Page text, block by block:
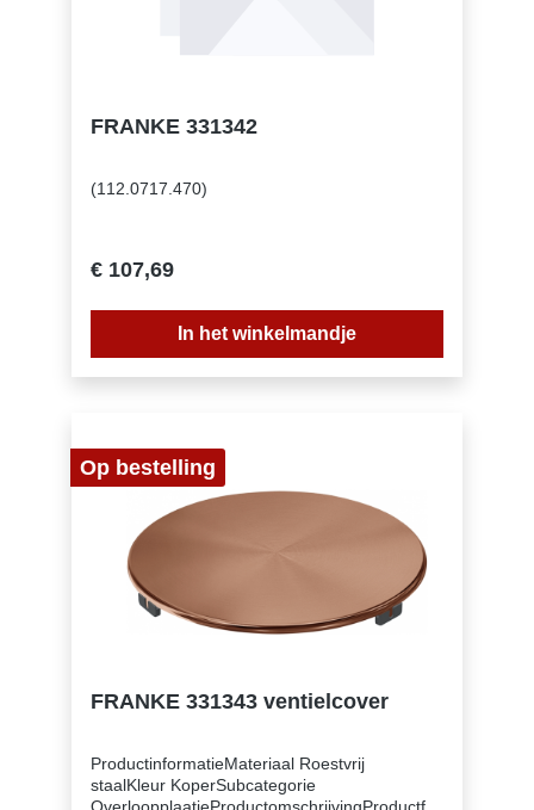
FRANKE 331342
(112.0717.470)
€ 107,69
In het winkelmandje
Op bestelling
FRANKE 331343 ventielcover
ProductinformatieMateriaal Roestvrij
staalKleur KoperSubcategorie